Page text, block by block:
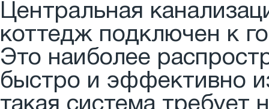
Центральная
коттедж подключен к
Это наиболее
быстро и эффективно